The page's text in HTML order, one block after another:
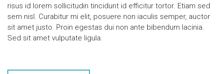
risus id lorem sollicitudin tincidunt id efficitur tortor. Etiam sed
sem nisl. Curabitur mi elit, posuere non iaculis semper, auctor
sit amet justo. Proin egestas dui non ante bibendum lacinia.
Sed sit amet vulputate ligula.